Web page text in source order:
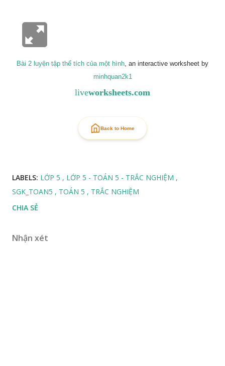
Bài 2 luyện tập thể tích của một hình, an interactive worksheet by
minhquan2k1
liveworksheets.com
Back to Home
LABELS: LỚP 5
LỚP 5 - TOÁN 5 - TRẮC NGHIỆM
SGK_TOAN5
TOÁN 5
TRẮC NGHIỆM
CHIA SẺ
Nhận xét